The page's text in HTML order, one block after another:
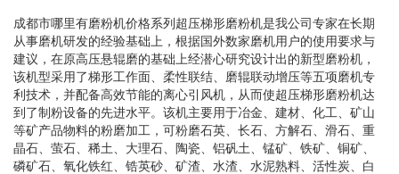
成都市哪里有磨粉机价格系列超压梯形磨粉机是我公司专家在长期
从事磨机研发的经验基础上，根据国外数家磨机用户的使用要求与
建议，在原高压悬辊磨的基础上经潜心研究设计出的新型磨粉机，
该机型采用了梯形工作面、柔性联结、磨辊联动增压等五项磨机专
利技术，并配备高效节能的离心引风机，从而使超压梯形磨粉机达
到了制粉设备的先进水平。该机主要用于冶金、建材、化工、矿山
等矿产品物料的粉磨加工，可粉磨石英、长石、方解石、滑石、重
晶石、萤石、稀土、大理石、陶瓷、铝矾土、锰矿、铁矿、铜矿、
磷矿石、氧化铁红、锆英砂、矿渣、水渣、水泥熟料、活性炭、白